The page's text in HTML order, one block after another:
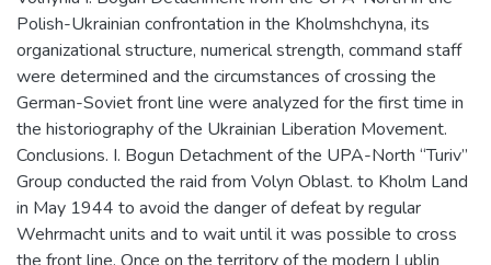
Polish-Ukrainian confrontation in the Kholmshchyna, its
organizational structure, numerical strength, command staff
were determined and the circumstances of crossing the
German-Soviet front line were analyzed for the first time in
the historiography of the Ukrainian Liberation Movement.
Conclusions. I. Bogun Detachment of the UPA-North “Turiv”
Group conducted the raid from Volyn Oblast. to Kholm Land
in May 1944 to avoid the danger of defeat by regular
Wehrmacht units and to wait until it was possible to cross